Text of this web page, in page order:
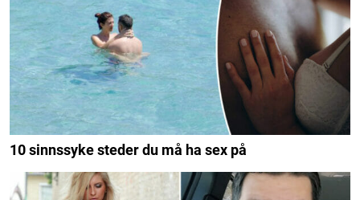
10 sinnssyke steder du må ha sex på